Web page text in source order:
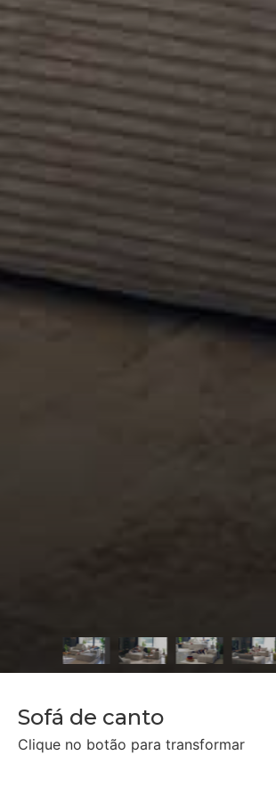
Sofá de canto
Sofá de canto longo
Clique no botão para transformar